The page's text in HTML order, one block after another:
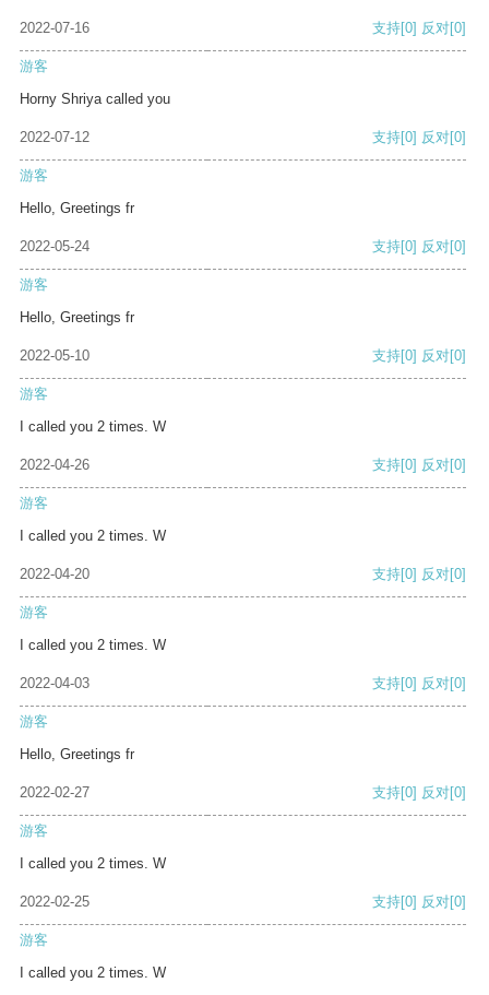
2022-07-16 支持[0] 反对[0]
游客
Horny Shriya called you
2022-07-12 支持[0] 反对[0]
游客
Hello, Greetings fr
2022-05-24 支持[0] 反对[0]
游客
Hello, Greetings fr
2022-05-10 支持[0] 反对[0]
游客
I called you 2 times. W
2022-04-26 支持[0] 反对[0]
游客
I called you 2 times. W
2022-04-20 支持[0] 反对[0]
游客
I called you 2 times. W
2022-04-03 支持[0] 反对[0]
游客
Hello, Greetings fr
2022-02-27 支持[0] 反对[0]
游客
I called you 2 times. W
2022-02-25 支持[0] 反对[0]
游客
I called you 2 times. W